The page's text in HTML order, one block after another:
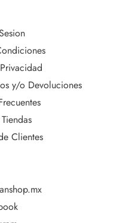
y/o Devoluciones
Clientes